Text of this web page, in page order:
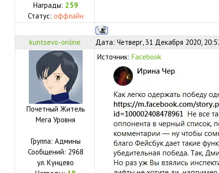
Награды: 259
Статус: оффлайн
kuntsevo-online Дата: Четверг, 31 Декабря 2020,
Почетный Житель
Мега Уровня
Группа: Админы
Сообщений: 2968
ул. Кунцево
Источник: Facebook